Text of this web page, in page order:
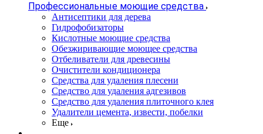
Профессиональные моющие средства
Антисептики для дерева
Гидрофобизаторы
Кислотные моющие средства
Обезжиривающие моющее средства
Отбеливатели для древесины
Очистители кондиционера
Средства для удаления плесени
Средство для удаления адгезивов
Средство для удаления плиточного клея
Удалители цемента, извести, побелки
Еще